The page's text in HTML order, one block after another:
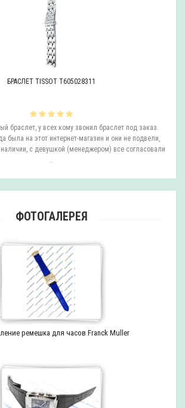
БРАСЛЕТ TISSOT T605028311
браслет, у всех кому звонил браслет под заказ.
была на этот интернет-магазин и они не подвели,
с девушкой (менеджером) все согласовали
..
ФОТОГАЛЕРЕЯ
ремешка для часов Franck Muller